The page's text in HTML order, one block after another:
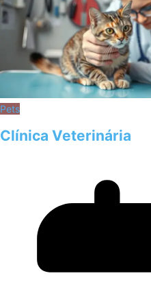
Pets
Clínica Veterinária